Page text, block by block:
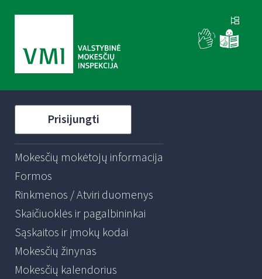
Prisijungti
Mokesčių mokėtojų informacija
Formos
Rinkmenos / Atviri duomenys
Skaičiuoklės ir pagalbininkai
Sąskaitos ir įmokų kodai
Mokesčių žinynas
Mokesčių kalendorius